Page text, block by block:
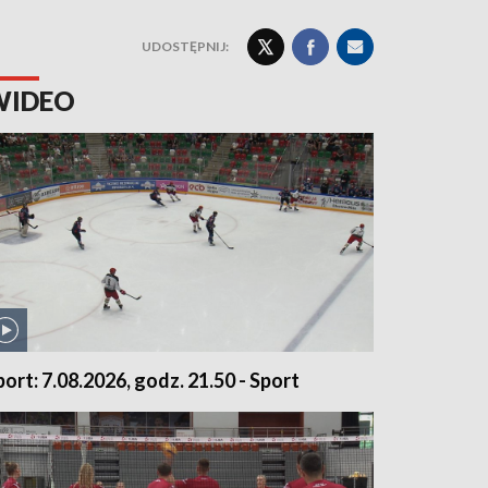
UDOSTĘPNIJ:
7.08.2026, godz. 21.50 - Sport